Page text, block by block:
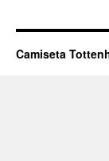
Camiseta